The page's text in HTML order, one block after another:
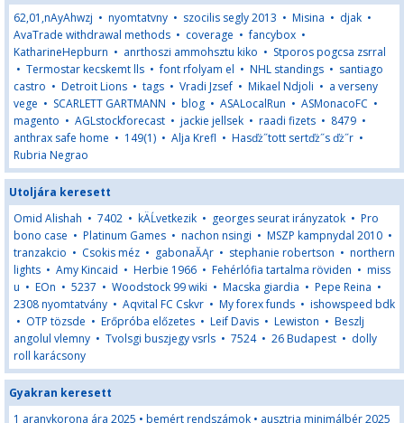
62,01,nAyAhwzj • nyomtatvny • szocilis segly 2013 • Misina • djak •
AvaTrade withdrawal methods • coverage •fancybox •
KatharineHepburn • anrthoszi ammohsztu kiko • Stporos pogcsa zsrral
• Termostar kecskemt lls •font rfolyam el • NHL standings • santiago
castro • Detroit Lions • tags • Vradi Jzsef • Mikael Ndjoli • a verseny
vege • SCARLETT GARTMANN • blog • ASALocalRun • ASMonacoFC •
magento • AGLstockforecast • jackie jellsek • raadi fizets • 8479 •
anthrax safe home • 149(1) • Alja Krefl • Hasďż˝tott sertďż˝s ďż˝r •
Rubria Negrao
Utoljára keresett
Omid Alishah • 7402 • kÄĹvetkezik • georges seurat irányzatok • Pro
bono case • Platinum Games • nachon nsingi • MSZP kampnydal 2010 •
tranzakcio • Csokis méz • gabonaĂĄr • stephanie robertson • northern
lights • Amy Kincaid • Herbie 1966 • Fehérlófia tartalma röviden • miss
u • EOn • 5237 • Woodstock 99 wiki • Macska giardia • Pepe Reina •
2308 nyomtatvány • Aqvital FC Cskvr • My forex funds • ishowspeed bdk
• OTP tözsde • Erőpróba előzetes • Leif Davis • Lewiston • Beszlj
angolul vlemny • Tvolsgi buszjegy vsrls • 7524• 26 Budapest • dolly
roll karácsony
Gyakran keresett
1 aranykorona ára 2025 • bemért rendszámok • ausztria minimálbér 2025